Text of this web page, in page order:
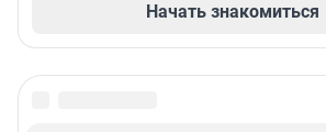
Начать знакомиться